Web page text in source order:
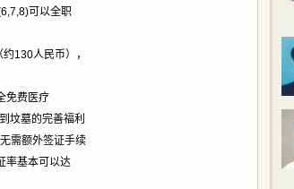
可以全职
130人民币），
费医疗
墓的完善福利
需额外签证手续
基本可以达